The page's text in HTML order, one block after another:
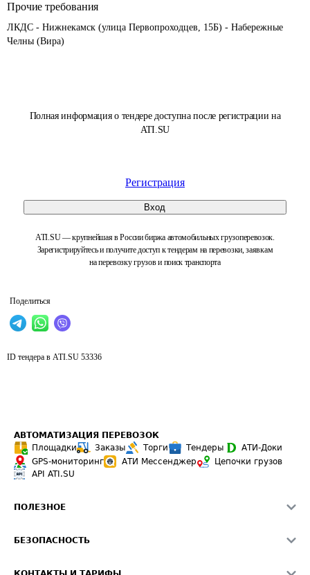
Полная информация о тендере доступна после регистрации на
ATI.SU
Регистрация
Вход
ATI.SU — крупнейшая в России биржа автомобильных грузоперевозок.
Зарегистрируйтесь и получите доступ к тендерам на перевозки, заявкам
на перевозку грузов и поиск транспорта
Поделиться
Прочие требования
ЛКДС - Нижнекамск (улица Первопроходцев, 15Б) - Набережные
Челны (Вира)
ID тендера в ATI.SU 53336
АВТОМАТИЗАЦИЯ ПЕРЕВОЗОК
Площадки
Заказы Торги Тендеры
АТИ-Доки
GPS-мониторинг
АТИ Мессенджер
Цепочки грузов
API ATI.SU
ПОЛЕЗНОЕ
Звезды ATI.SU на вашем сайте
БЕЗОПАСНОСТЬ